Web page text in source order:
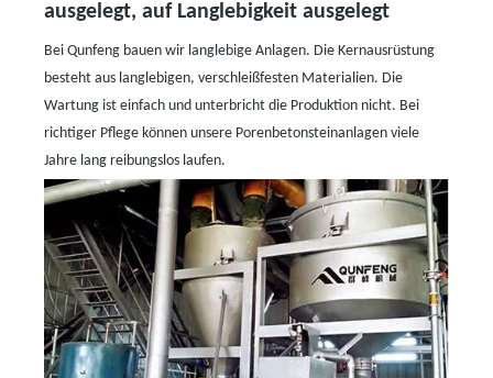
ausgelegt, auf Langlebigkeit ausgelegt
Bei Qunfeng bauen wir langlebige Anlagen. Die Kernausrüstung
besteht aus langlebigen, verschleißfesten Materialien. Die
Wartung ist einfach und unterbricht die Produktion nicht. Bei
richtiger Pflege können unsere Porenbetonsteinanlagen viele
Jahre lang reibungslos laufen.